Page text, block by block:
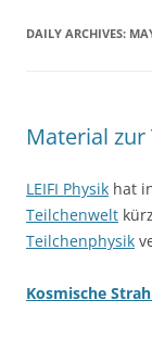
DAILY ARCHIVES:
Material
LEIFI Physik hat
Teilchenwelt
Teilchenphysik
Kosmische